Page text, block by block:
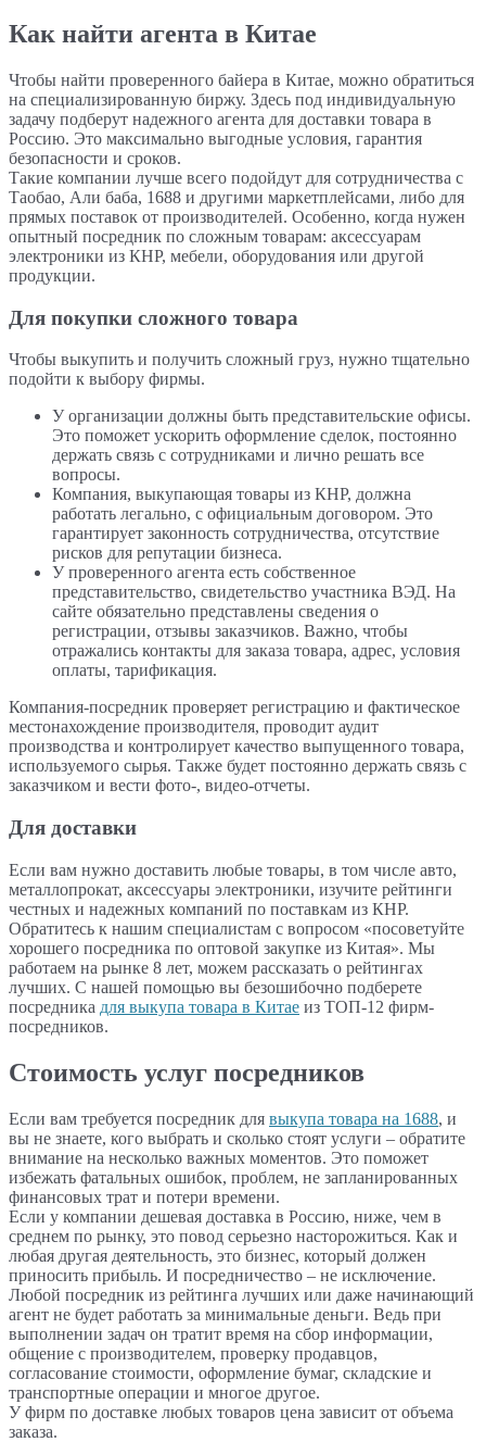
Как найти агента в Китае
Чтобы найти проверенного байера в Китае, можно обратиться
на специализированную биржу. Здесь под индивидуальную
задачу подберут надежного агента для доставки товара в
Россию. Это максимально выгодные условия, гарантия
безопасности и сроков.
Такие компании лучше всего подойдут для сотрудничества с
Таобао, Али баба, 1688 и другими маркетплейсами, либо для
прямых поставок от производителей. Особенно, когда нужен
опытный посредник по сложным товарам: аксессуарам
электроники из КНР, мебели, оборудования или другой
продукции.
Для покупки сложного товара
Чтобы выкупить и получить сложный груз, нужно тщательно
подойти к выбору фирмы.
У организации должны быть представительские офисы.
Это поможет ускорить оформление сделок, постоянно
держать связь с сотрудниками и лично решать все
вопросы.
Компания, выкупающая товары из КНР, должна
работать легально, с официальным договором. Это
гарантирует законность сотрудничества, отсутствие
рисков для репутации бизнеса.
У проверенного агента есть собственное
представительство, свидетельство участника ВЭД. На
сайте обязательно представлены сведения о
регистрации, отзывы заказчиков. Важно, чтобы
отражались контакты для заказа товара, адрес, условия
оплаты, тарификация.
Компания-посредник проверяет регистрацию и фактическое
местонахождение производителя, проводит аудит
производства и контролирует качество выпущенного товара,
используемого сырья. Также будет постоянно держать связь с
заказчиком и вести фото-, видео-отчеты.
Для доставки
Если вам нужно доставить любые товары, в том числе авто,
металлопрокат, аксессуары электроники, изучите рейтинги
честных и надежных компаний по поставкам из КНР.
Обратитесь к нашим специалистам с вопросом «посоветуйте
хорошего посредника по оптовой закупке из Китая». Мы
работаем на рынке 8 лет, можем рассказать о рейтингах
лучших. С нашей помощью вы безошибочно подберете
посредника для выкупа товара в Китае из ТОП-12 фирм-
посредников.
Стоимость услуг посредников
Если вам требуется посредник для выкупа товара на 1688, и
вы не знаете, кого выбрать и сколько стоят услуги – обратите
внимание на несколько важных моментов. Это поможет
избежать фатальных ошибок, проблем, не запланированных
финансовых трат и потери времени.
Если у компании дешевая доставка в Россию, ниже, чем в
среднем по рынку, это повод серьезно насторожиться. Как и
любая другая деятельность, это бизнес, который должен
приносить прибыль. И посредничество – не исключение.
Любой посредник из рейтинга лучших или даже начинающий
агент не будет работать за минимальные деньги. Ведь при
выполнении задач он тратит время на сбор информации,
общение с производителем, проверку продавцов,
согласование стоимости, оформление бумаг, складские и
транспортные операции и многое другое.
У фирм по доставке любых товаров цена зависит от объема
заказа.